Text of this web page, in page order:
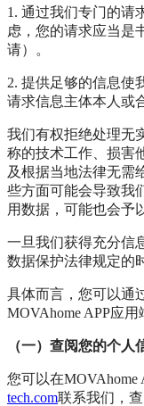
1. 通过我们专门的请
虑，您的请求应当是
请）。
2. 提供足够的信息使
请求信息主体本人或
我们有权拒绝处理无
称的技术工作、损害
及根据当地法律无需
些方面可能会导致我
用数据，可能也会予
一旦我们获得充分信
数据保护法律规定的
具体而言，您可以通
MOVAhome APP应用
（一）查阅您的个人
您可以在MOVAhome
tech.com联系我们，